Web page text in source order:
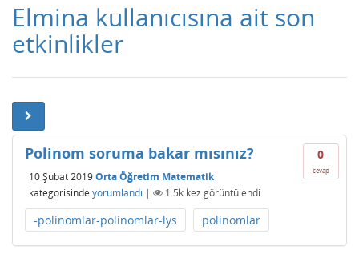
Elmina kullanıcısına ait son
etkinlikler
0
cevap
Polinom soruma bakar mısınız?
10 Şubat 2019Orta Öğretim Matematik
kategorisinde yorumlandı | 1.5k kez görüntülendi
-polinomlar-polinomlar-lys polinomlar